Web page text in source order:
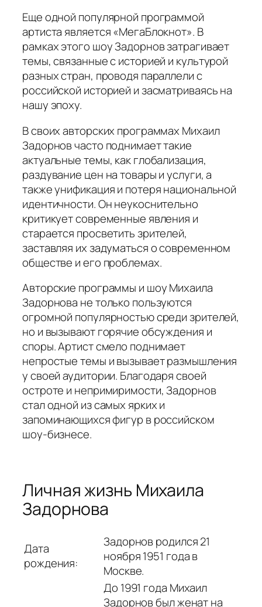
Еще одной популярной программой
артиста является «МегаБлокнот». В
рамках этого шоу Задорнов затрагивает
темы, связанные с историей и культурой
разных стран, проводя параллели с
российской историей и засматриваясь на
нашу эпоху.
В своих авторских программах Михаил
Задорнов часто поднимает такие
актуальные темы, как глобализация,
раздувание цен на товары и услуги, а
также унификация и потеря национальной
идентичности. Он неукоснительно
критикует современные явления и
старается просветить зрителей,
заставляя их задуматься о современном
обществе и его проблемах.
Авторские программы и шоу Михаила
Задорнова не только пользуются
огромной популярностью среди зрителей,
но и вызывают горячие обсуждения и
споры. Артист смело поднимает
непростые темы и вызывает размышления
у своей аудитории. Благодаря своей
остроте и непримиримости, Задорнов
стал одной из самых ярких и
запоминающихся фигур в российском
шоу-бизнесе.
Личная жизнь Михаила
Задорнова
Дата
рождения:
Задорнов родился 21
ноября 1951 года в
Москве.
До 1991 года Михаил
Задорнов был женат на